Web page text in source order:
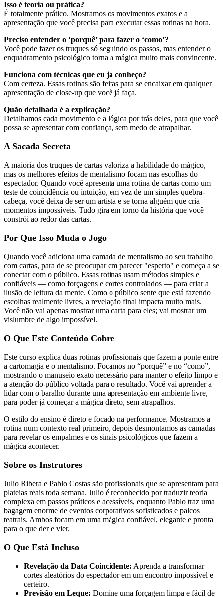
Isso é teoria ou prática?
É totalmente prático. Mostramos os movimentos exatos e a
apresentação que você precisa para executar essas rotinas na hora.
Preciso entender o ‘porquê’ para fazer o ‘como’?
Você pode fazer os truques só seguindo os passos, mas entender o
enquadramento psicológico torna a mágica muito mais convincente.
Funciona com técnicas que eu já conheço?
Com certeza. Essas rotinas são feitas para se encaixar em qualquer
apresentação de close-up que você já faça.
Quão detalhada é a explicação?
Detalhamos cada movimento e a lógica por trás deles, para que você
possa se apresentar com confiança, sem medo de atrapalhar.
A Sacada Secreta
A maioria dos truques de cartas valoriza a habilidade do mágico,
mas os melhores efeitos de mentalismo focam nas escolhas do
espectador. Quando você apresenta uma rotina de cartas como um
teste de coincidência ou intuição, em vez de um simples quebra-
cabeça, você deixa de ser um artista e se torna alguém que cria
momentos impossíveis. Tudo gira em torno da história que você
constrói ao redor das cartas.
Por Que Isso Muda o Jogo
Quando você adiciona uma camada de mentalismo ao seu trabalho
com cartas, para de se preocupar em parecer "esperto" e começa a se
conectar com o público. Essas rotinas usam métodos simples e
confiáveis — como forçagens e cortes controlados — para criar a
ilusão de leitura da mente. Como o público sente que está fazendo
escolhas realmente livres, a revelação final impacta muito mais.
Você não vai apenas mostrar uma carta para eles; vai mostrar um
vislumbre de algo impossível.
O Que Este Conteúdo Cobre
Este curso explica duas rotinas profissionais que fazem a ponte entre
a cartomagia e o mentalismo. Focamos no “porquê” e no “como”,
mostrando o manuseio exato necessário para manter o efeito limpo e
a atenção do público voltada para o resultado. Você vai aprender a
lidar com o baralho durante uma apresentação em ambiente livre,
para poder já começar a mágica direto, sem atrapalhos.
O estilo do ensino é direto e focado na performance. Mostramos a
rotina num contexto real primeiro, depois desmontamos as camadas
para revelar os empalmes e os sinais psicológicos que fazem a
mágica acontecer.
Sobre os Instrutores
Julio Ribera e Pablo Costas são profissionais que se apresentam para
plateias reais toda semana. Julio é reconhecido por traduzir teoria
complexa em passos práticos e acessíveis, enquanto Pablo traz uma
bagagem enorme de eventos corporativos sofisticados e palcos
teatrais. Ambos focam em uma mágica confiável, elegante e pronta
para o que der e vier.
O Que Está Incluso
Revelação da Data Coincidente: Aprenda a transformar
cortes aleatórios do espectador em um encontro impossível e
certeiro.
Previsão em Leque: Domine uma forçagem limpa e fácil de